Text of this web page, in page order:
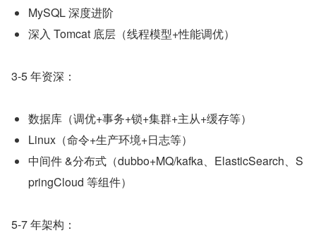
MySQL 深度进阶
深入 Tomcat 底层（线程模型+性能调优）
3-5 年资深：
数据库（调优+事务+锁+集群+主从+缓存等）
Linux（命令+生产环境+日志等）
中间件 &分布式（dubbo+MQ/kafka、ElasticSearch、S
pringCloud 等组件）
5-7 年架构：